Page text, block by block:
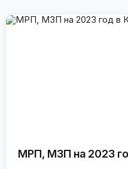
МРП, МЗП на 2023